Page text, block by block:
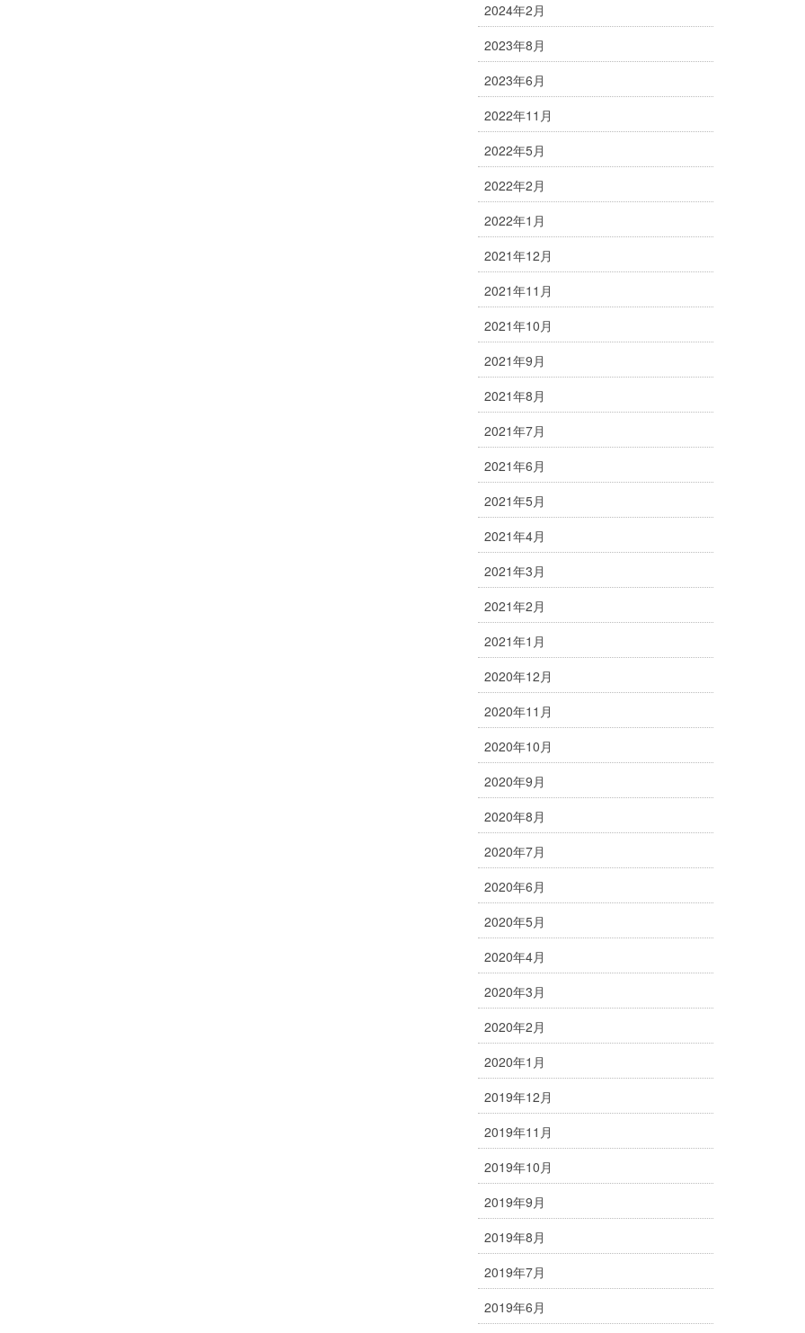
2024年2月
2023年8月
2023年6月
2022年11月
2022年5月
2022年2月
2022年1月
2021年12月
2021年11月
2021年10月
2021年9月
2021年8月
2021年7月
2021年6月
2021年5月
2021年4月
2021年3月
2021年2月
2021年1月
2020年12月
2020年11月
2020年10月
2020年9月
2020年8月
2020年7月
2020年6月
2020年5月
2020年4月
2020年3月
2020年2月
2020年1月
2019年12月
2019年11月
2019年10月
2019年9月
2019年8月
2019年7月
2019年6月